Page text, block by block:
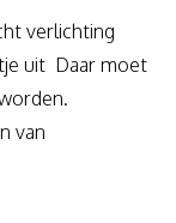
verlichting
uit Daar moet
van